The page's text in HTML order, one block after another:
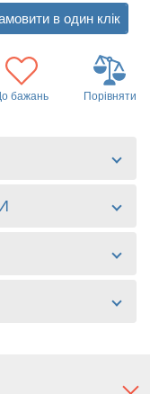
бажань Порівняти